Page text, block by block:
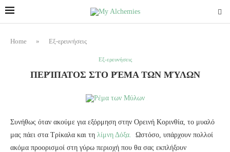
Home » Εξ-ερευνήσεις
Εξ-ερευνήσεις
ΠΕΡΊΠΑΤΟΣ ΣΤΟ ΡΈΜΑ ΤΩΝ ΜΎΛΩΝ
Συνήθως όταν ακούμε για εξόρμηση στην Ορεινή Κορινθία, το μυαλό
μας πάει στα Τρίκαλα και τη λίμνη Δόξα. Ωστόσο, υπάρχουν πολλοί
ακόμα προορισμοί στη γύρω περιοχή που θα σας εκπλήξουν